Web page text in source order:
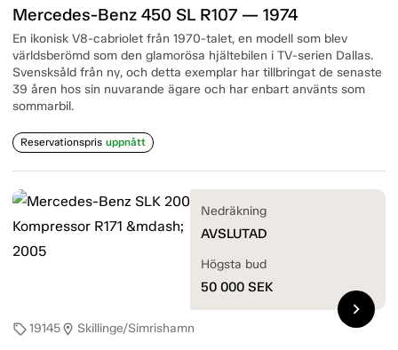
Mercedes-Benz 450 SL R107 — 1974
En ikonisk V8-cabriolet från 1970-talet, en modell som blev
världsberömd som den glamorösa hjältebilen i TV-serien Dallas.
Svensksåld från ny, och detta exemplar har tillbringat de senaste
39 åren hos sin nuvarande ägare och har enbart använts som
sommarbil.
Reservationspris uppnått
sell19145location_on Skillinge/Simrishamn
Nedräkning
AVSLUTAD
Högsta bud
50 000 SEK
chevron_right